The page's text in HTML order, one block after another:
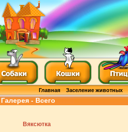
Главная Заселение животных
Галерея - Всего
Вяксютка